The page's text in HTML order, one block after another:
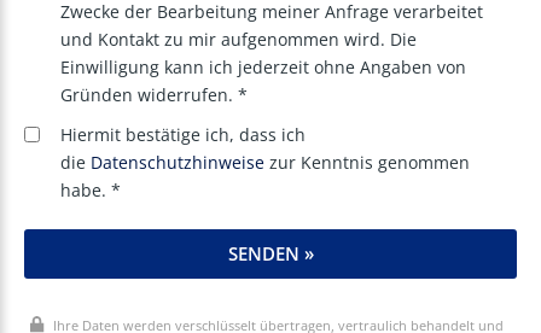
Zwecke der Bearbeitung meiner Anfrage verarbeitet
und Kontakt zu mir aufgenommen wird. Die
Einwilligung kann ich jederzeit ohne Angaben von
Gründen widerrufen. *
Hiermit bestätige ich, dass ich
die Datenschutzhinweise zur Kenntnis genommen
habe. *
SENDEN »
Ihre Daten werden verschlüsselt übertragen, vertraulich behandelt und